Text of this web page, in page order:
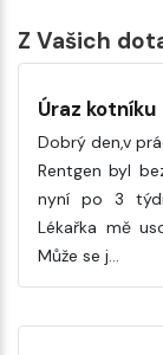
Z Vašich
Úraz kotníku
Dobrý den,v
Rentgen byl
nyní po 3
Lékařka mě
Může se j…